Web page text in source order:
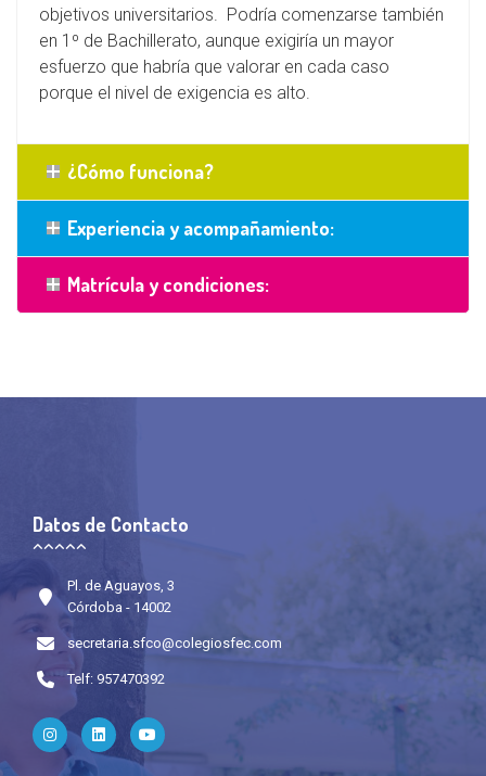
objetivos universitarios. Podría comenzarse también
en 1º de Bachillerato, aunque exigiría un mayor
esfuerzo que habría que valorar en cada caso
porque el nivel de exigencia es alto.
¿Cómo funciona?
Experiencia y acompañamiento:
Matrícula y condiciones:
Datos de Contacto
Pl. de Aguayos, 3
Córdoba - 14002
secretaria.sfco@colegiosfec.com
Telf: 957470392